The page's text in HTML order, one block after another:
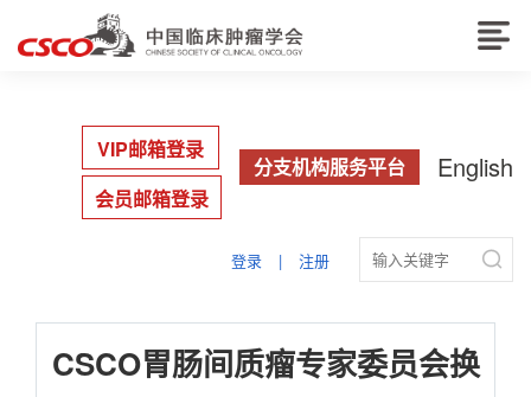
English
分支机构服务平台
VIP邮箱登录
会员邮箱登录

登录 | 注册
CSCO胃肠间质瘤专家委员会换